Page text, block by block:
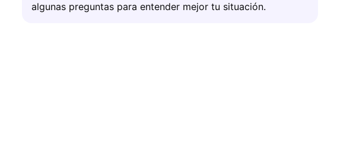
algunas preguntas para entender mejor tu situación.